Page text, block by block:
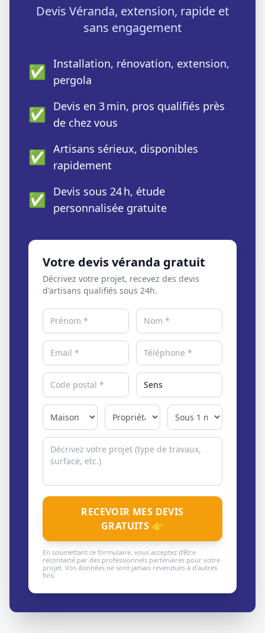
Devis Véranda, extension, rapide et
sans engagement
✅ Installation, rénovation, extension,
pergola
✅ Devis en 3 min, pros qualifiés près
de chez vous
✅ Artisans sérieux, disponibles
rapidement
✅ Devis sous 24 h, étude
personnalisée gratuite
Votre devis véranda gratuit
Décrivez votre projet, recevez des devis
d'artisans qualifiés sous 24h.
RECEVOIR MES DEVIS
GRATUITS 👉
En soumettant ce formulaire, vous acceptez d'être
recontacté par des professionnels partenaires pour votre
projet. Vos données ne sont jamais revendues à d'autres
fins.